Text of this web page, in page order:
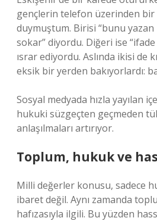
gençlerin telefon üzerinden bir
duymuştum. Birisi “bunu yazan
sokar” diyordu. Diğeri ise
ısrar ediyordu. Aslında ikisi de
eksik bir yerden bakıyorlardı:
Sosyal medyada hızla yayılan
hukuki süzgeçten geçmeden
anlaşılmaları artırıyor.
Toplum, hukuk ve
Milli değerler konusu, sadece
ibaret değil. Aynı zamanda
hafızasıyla ilgili. Bu yüzden